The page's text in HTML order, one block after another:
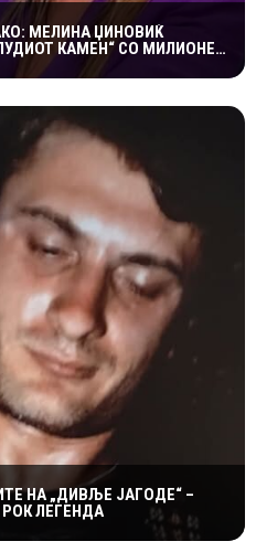
МЕЛИНА ЏИНОВИЌ
КАМЕН“ СО МИЛИОНЕР
НА „ДИВЉЕ ЈАГОДЕ“ –
ЛЕГЕНДА